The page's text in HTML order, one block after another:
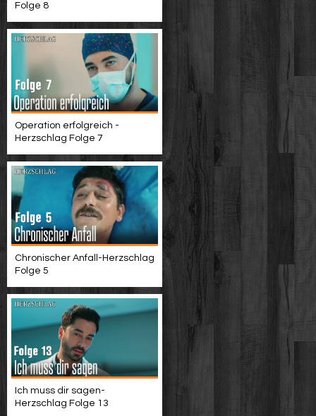
Folge 8
Operation erfolgreich -
Herzschlag Folge 7
Chronischer Anfall-Herzschlag
Folge 5
Ich muss dir sagen-
Herzschlag Folge 13